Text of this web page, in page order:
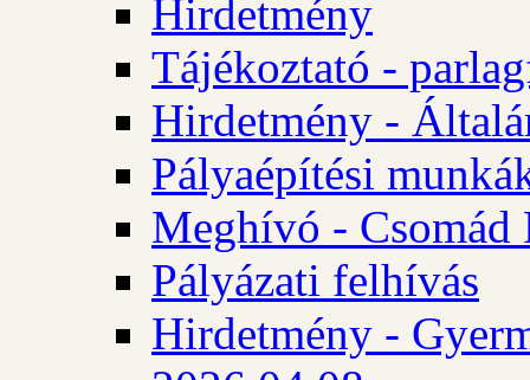
Hirdetmény
Tájékoztató -
Hirdetmény -
Pályaépítési
Meghívó - Csomád
Pályázati felhívás
Hirdetmény -